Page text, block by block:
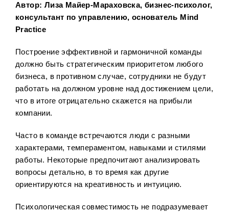
Автор: Лиза Майер-Мараховска, бизнес-психолог,
консультант по управлению, основатель Mind
Practice
Построение эффективной и гармоничной команды
должно быть стратегическим приоритетом любого
бизнеса, в противном случае, сотрудники не будут
работать на должном уровне над достижением цели,
что в итоге отрицательно скажется на прибыли
компании.
Часто в команде встречаются люди с разными
характерами, темпераментом, навыками и стилями
работы. Некоторые предпочитают анализировать
вопросы детально, в то время как другие
ориентируются на креативность и интуицию.
Психологическая совместимость не подразумевает